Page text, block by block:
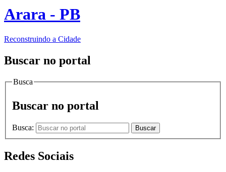
Arara - PB
Reconstruindo a Cidade
Buscar no portal
Busca
Buscar no portal
Busca: Buscar
Redes Sociais